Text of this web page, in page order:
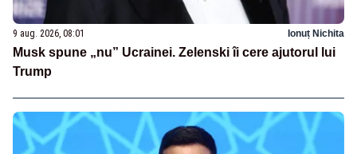
9 aug. 2026, 08:01 Ionuț Nichita
Musk spune „nu” Ucrainei. Zelenski îi cere ajutorul lui
Trump